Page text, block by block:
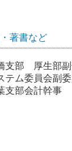
著書など
支部 厚生部
ム委員会副
支部会計幹事